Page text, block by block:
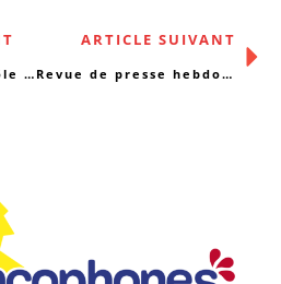
Jeunes, entre contrôle et autonomie ?
ARTICLE SUIVANT
Revue de presse hebdomadaire – 10/11/2014